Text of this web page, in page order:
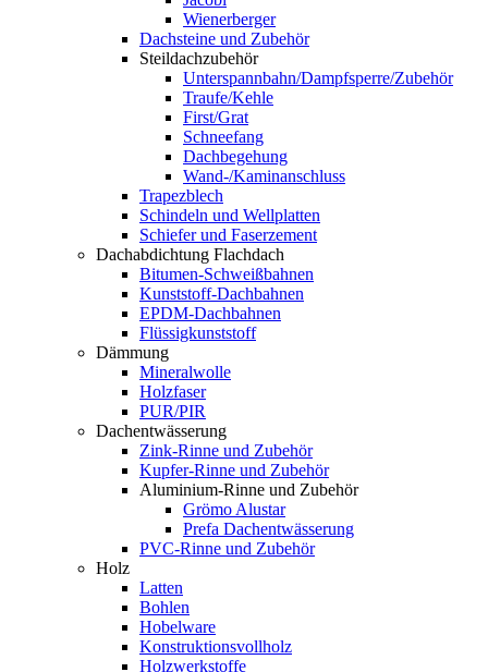
Wienerberger
Dachsteine und Zubehör
Steildachzubehör
Unterspannbahn/Dampfsperre/Zubehör
Traufe/Kehle
First/Grat
Schneefang
Dachbegehung
Wand-/Kaminanschluss
Trapezblech
Schindeln und Wellplatten
Schiefer und Faserzement
Dachabdichtung Flachdach
Bitumen-Schweißbahnen
Kunststoff-Dachbahnen
EPDM-Dachbahnen
Flüssigkunststoff
Dämmung
Mineralwolle
Holzfaser
PUR/PIR
Dachentwässerung
Zink-Rinne und Zubehör
Kupfer-Rinne und Zubehör
Aluminium-Rinne und Zubehör
Grömo Alustar
Prefa Dachentwässerung
PVC-Rinne und Zubehör
Holz
Latten
Bohlen
Hobelware
Konstruktionsvollholz
Holzwerkstoffe